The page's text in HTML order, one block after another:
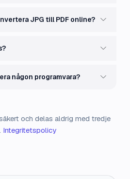
JPG till PDF online?
någon programvara?
och delas aldrig med tredje
Integritetspolicy